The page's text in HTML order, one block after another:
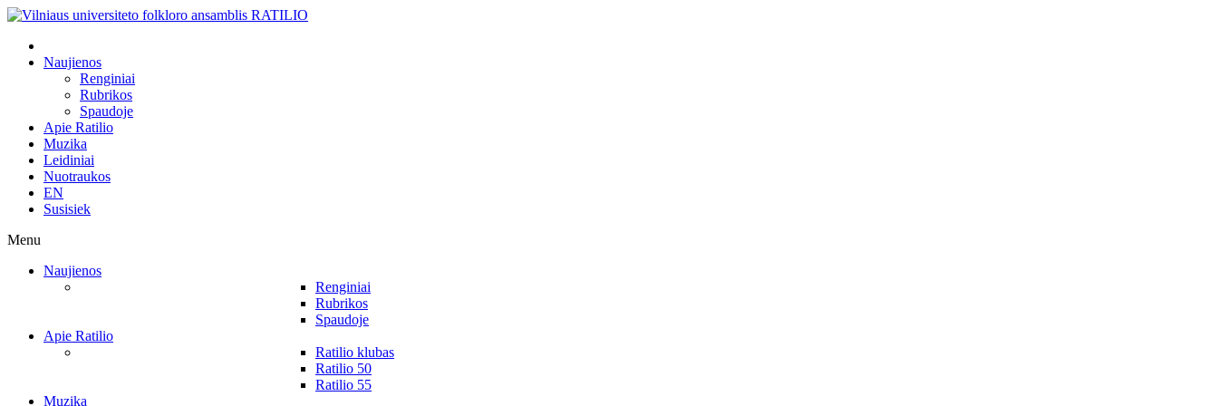
Naujienos
Renginiai
Rubrikos
Spaudoje
Apie Ratilio
Muzika
Leidiniai
Nuotraukos
EN
Susisiek
Menu
Naujienos
Renginiai
Rubrikos
Spaudoje
Apie Ratilio
Ratilio klubas
Ratilio 50
Ratilio 55
Muzika